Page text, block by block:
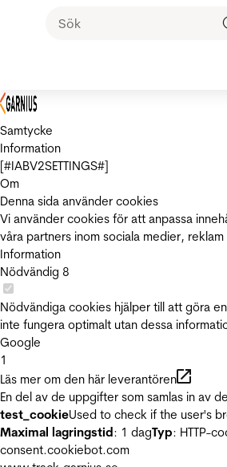
Samtycke
Information
[#IABV2SETTINGS#]
Om
Denna sida använder cookies
Vi använder cookies för att anpassa
våra partners inom sociala medier, reklam
Information
Nödvändig 8
Nödvändiga cookies hjälper till att göra
inte fungera optimalt utan dessa
Google
1
Läs mer om den här leverantören
En del av de uppgifter som samlas in av
test_cookieUsed to check if the user's
Maximal lagringstid: 1 dagTyp: HTTP-
consent.cookiebot.com